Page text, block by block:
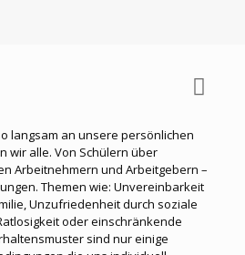
langsam an unsere persönlichen
wir alle. Von Schülern über
Arbeitnehmern und Arbeitgebern –
Themen wie: Unvereinbarkeit
Unzufriedenheit durch soziale
oder einschränkende
sind nur einige